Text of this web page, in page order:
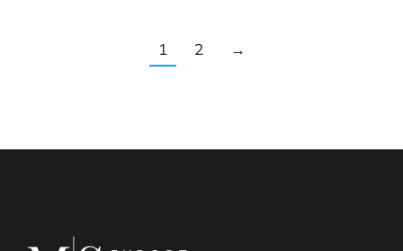
1 2 →